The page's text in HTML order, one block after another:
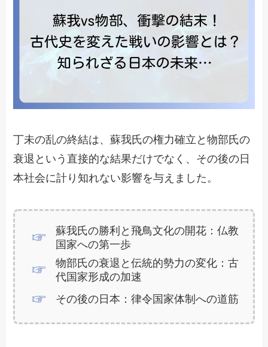
丁未の乱の終結は、蘇我氏の権力確立と物部氏の
衰退という直接的な結果だけでなく、その後の日
本社会に計り知れない影響を与えました。
蘇我氏の勝利と飛鳥文化の開花：仏教
国家への第一歩
物部氏の衰退と伝統的勢力の変化：古
代国家形成の加速
その後の日本：律令国家体制への道筋